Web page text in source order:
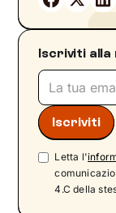
Iscriviti
Letta l'
4.C della